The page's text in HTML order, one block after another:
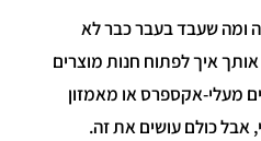
ומה שעבד בעבר כבר לא
אותך איך לפתוח חנות מוצרים
מעלי-אקספרס או מאמזון
אבל כולם עושים את זה.